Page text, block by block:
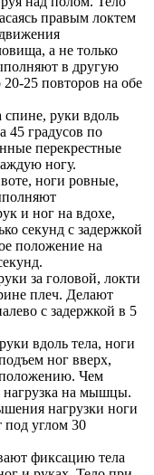
правым локтем
а не только
в другую
20-25 повторов на обе
руки вдоль
45 градусов по
перекрестные
ногу.
ноги ровные,
и ног на вдохе,
секунд с задержкой
положение на
за головой, локти
плеч. Делают
с задержкой в 5
вдоль тела, ноги
ног вверх,
Чем
нагрузка на мышцы.
нагрузки ноги
углом 30
фиксацию тела